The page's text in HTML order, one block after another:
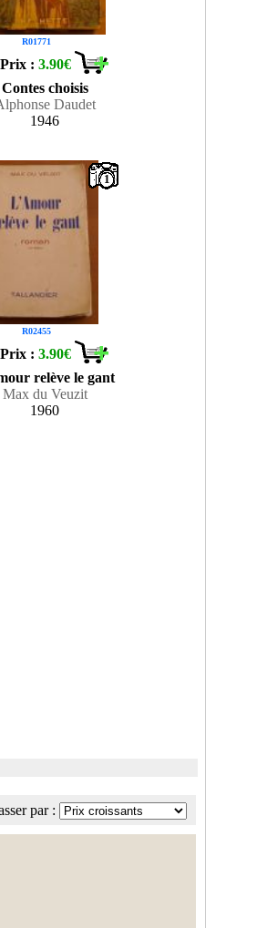
R01771
Prix :3.90€
Contes choisis
Daudet
1946
R02455
1
Prix :3.90€
relève le gant
Max du Veuzit
1960
par :